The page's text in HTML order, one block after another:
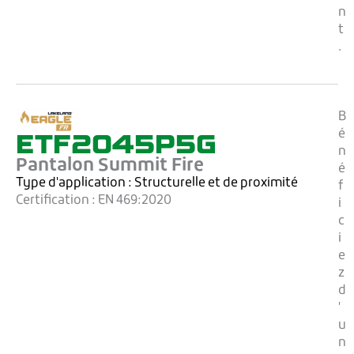
n
t
.
ETF2045P5G
Pantalon Summit Fire
Type d'application : Structurelle et de proximité
Certification : EN 469:2020
B
é
n
é
f
i
c
i
e
z
d
'
u
n